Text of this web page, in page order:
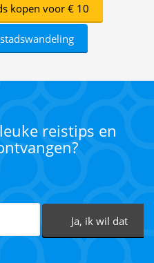
kopen voor € 10
reistips en